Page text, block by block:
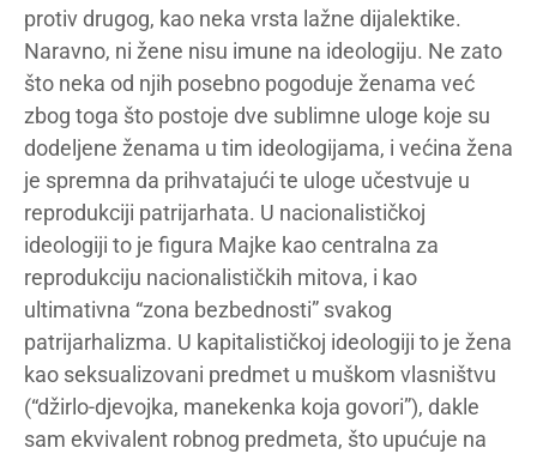
protiv drugog, kao neka vrsta lažne dijalektike.
Naravno, ni žene nisu imune na ideologiju. Ne zato
što neka od njih posebno pogoduje ženama već
zbog toga što postoje dve sublimne uloge koje su
dodeljene ženama u tim ideologijama, i većina žena
je spremna da prihvatajući te uloge učestvuje u
reprodukciji patrijarhata. U nacionalističkoj
ideologiji to je figura Majke kao centralna za
reprodukciju nacionalističkih mitova, i kao
ultimativna “zona bezbednosti” svakog
patrijarhalizma. U kapitalističkoj ideologiji to je žena
kao seksualizovani predmet u muškom vlasništvu
(“džirlo-djevojka, manekenka koja govori”), dakle
sam ekvivalent robnog predmeta, što upućuje na